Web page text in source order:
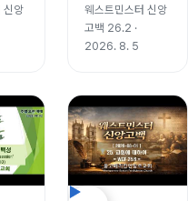
신앙
웨스트민스터 신앙
고백 26.2 ·
2026. 8. 5